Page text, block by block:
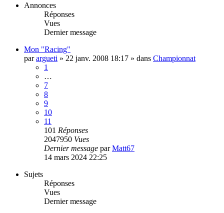
Annonces
Réponses
Vues
Dernier message
Mon "Racing"
parargueti » 22 janv. 2008 18:17 » dans Championnat
1
…
7
8
9
10
11
101 Réponses
2047950 Vues
Dernier message parMatt67
14 mars 2024 22:25
Sujets
Réponses
Vues
Dernier message